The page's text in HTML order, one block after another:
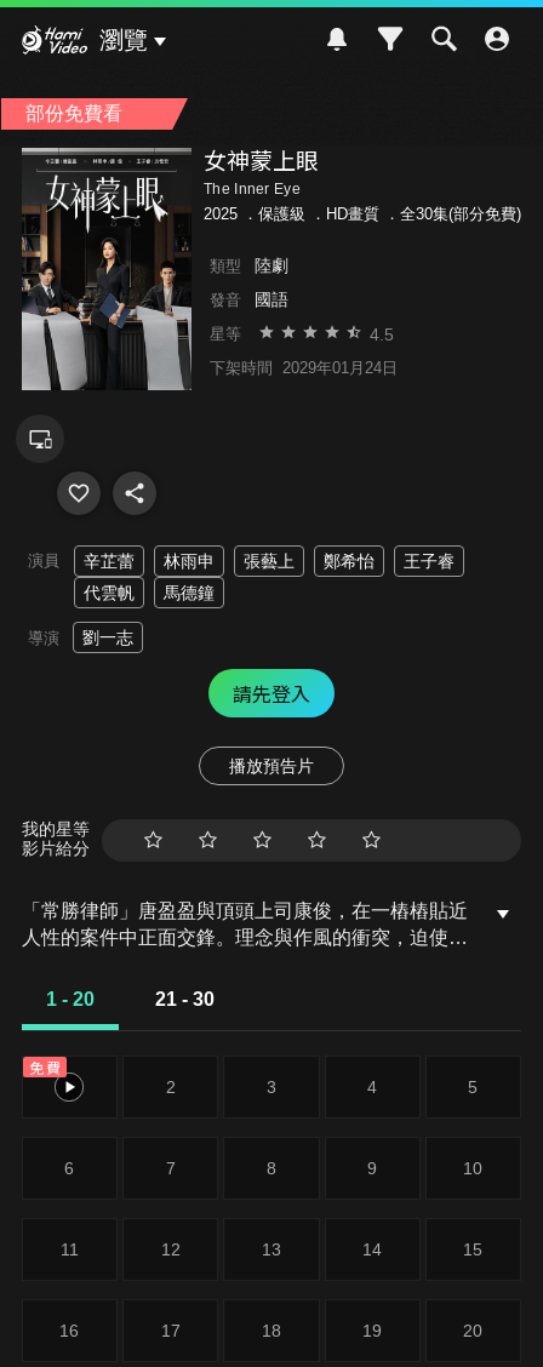
瀏覽
部份免費看
女神蒙上眼
The Inner Eye
2025 ． 保護級 ．HD畫質 ．全30集(部分免費)
類型 陸劇
發音 國語
星等 4.5
下架時間 2029年01月24日
演員 辛芷蕾 林雨申 張藝上 鄭希怡
王子睿
代雲帆
馬德鐘
導演 劉一志
請先登入
播放預告片
我的星等
影片給分
「常勝律師」唐盈盈與頂頭上司康俊，在一樁樁貼近
人性的案件中正面交鋒。理念與作風的衝突，迫使兩
次對峙中重新理解法律的界線，以及人性的重量。在
們學會承受、選擇，並持續前行。
1 - 20 21 - 30
免費
1 2 3 4 5
6 7 8 9 10
11 12 13 14 15
16 17 18 19 20